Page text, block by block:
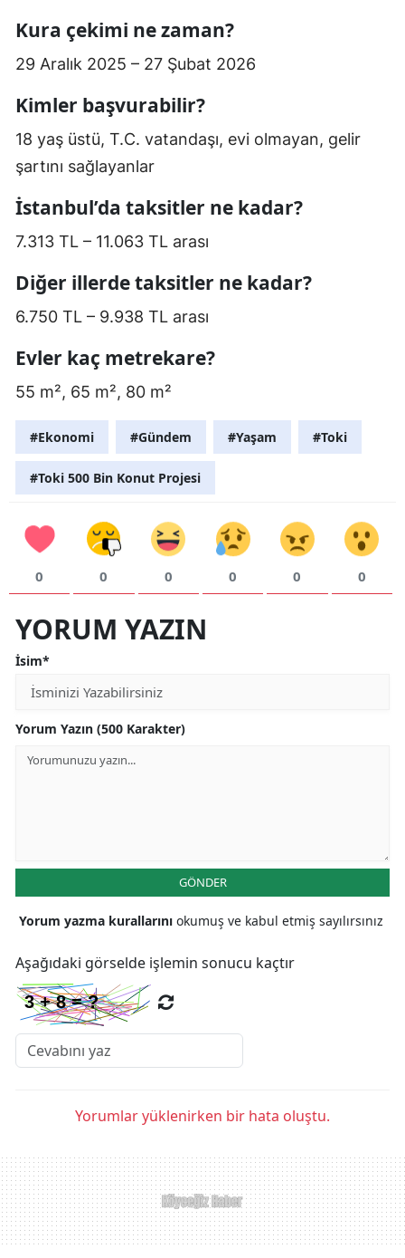
Kura çekimi ne zaman?
29 Aralık 2025 – 27 Şubat 2026
Kimler başvurabilir?
18 yaş üstü, T.C. vatandaşı, evi olmayan, gelir
şartını sağlayanlar
İstanbul’da taksitler ne kadar?
7.313 TL – 11.063 TL arası
Diğer illerde taksitler ne kadar?
6.750 TL – 9.938 TL arası
Evler kaç metrekare?
55 m², 65 m², 80 m²
#Ekonomi #Gündem #Yaşam #Toki
#Toki 500 Bin Konut Projesi
0 0 0 0 0 0
YORUM YAZIN
İsim*
Yorum Yazın (500 Karakter)
GÖNDER
Yorum yazma kurallarını okumuş ve kabul etmiş sayılırsınız
Aşağıdaki görselde işlemin sonucu kaçtır
Yorumlar yüklenirken bir hata oluştu.